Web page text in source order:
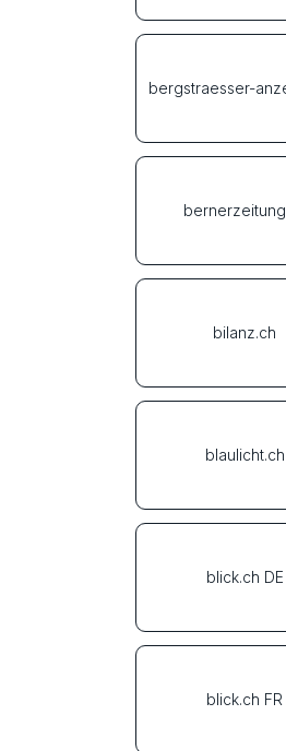
bergstraesser-
bilanz.ch
blaulicht.ch
blick.ch DE
blick.ch FR